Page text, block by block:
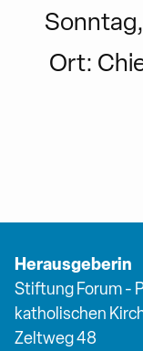
Ort:
Herausgeberin
Stiftung Forum -
katholischen
Zeltweg 48